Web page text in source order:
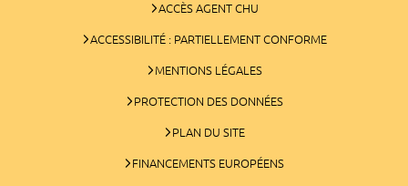
ACCÈS AGENT CHU
ACCESSIBILITÉ : PARTIELLEMENT CONFORME
MENTIONS LÉGALES
PROTECTION DES DONNÉES
PLAN DU SITE
FINANCEMENTS EUROPÉENS